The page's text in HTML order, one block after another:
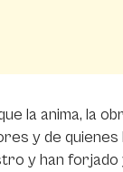
la anima, la
y de quienes
y han